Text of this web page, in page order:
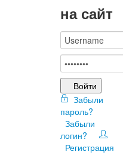
на сайт
Войти
Забыли
пароль?
Забыли
логин?
Регистрация